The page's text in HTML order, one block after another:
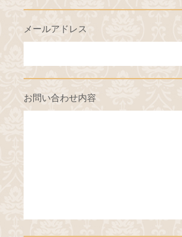
メールアドレス
お問い合わせ内容